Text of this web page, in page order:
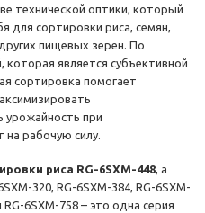
технической оптики, который
для сортировки риса, семян,
пищевых зерен. По
которая является субъективной
сортировка помогает
урожайность при
рабочую силу.
риса RG-6SXM-448, а
320, RG-6SXM-384, RG-6SXM-
RG-6SXM-758 – это одна серия